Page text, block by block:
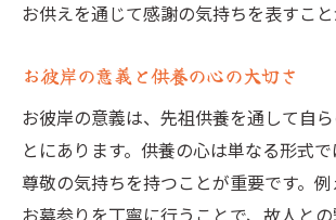
お供えを通じて感謝の気持ちを表すこと
お彼岸の意義と供養の心の大切さ
お彼岸の意義は、先祖供養を通して自
とにあります。供養の心は単なる形式
尊敬の気持ちを持つことが重要です。
お墓参りを丁寧に行うことで、故人と